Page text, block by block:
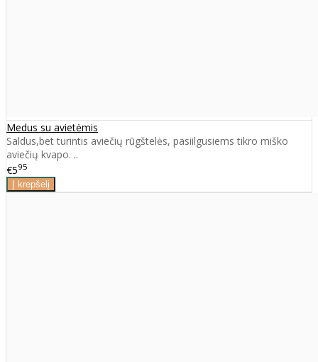
Medus su avietėmis
Saldus,bet turintis aviečių rūgštelės, pasiilgusiems tikro miško
aviečių kvapo. ..
€595